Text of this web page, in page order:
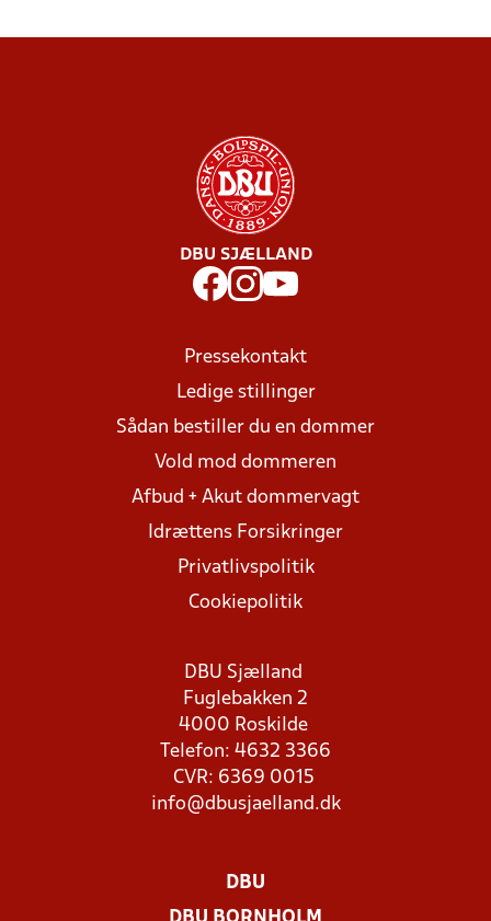
DBU SJÆLLAND
Pressekontakt
Ledige stillinger
Sådan bestiller du en dommer
Vold mod dommeren
Afbud + Akut dommervagt
Idrættens Forsikringer
Privatlivspolitik
Cookiepolitik
DBU Sjælland
Fuglebakken 2
4000 Roskilde
Telefon: 4632 3366
CVR: 6369 0015
info@dbusjaelland.dk
DBU